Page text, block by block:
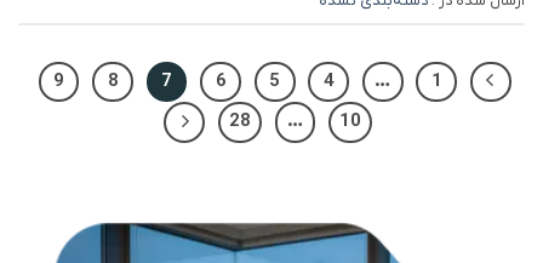
1
…
4
5
6
7
8
9
10
…
28